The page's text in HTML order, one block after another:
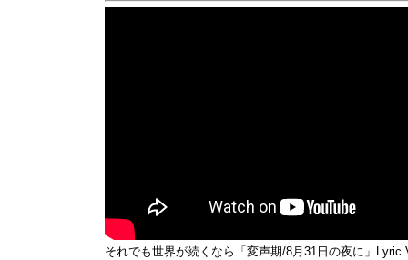
それでも世界が続くなら「変声期/8月31日の夜に」Lyric